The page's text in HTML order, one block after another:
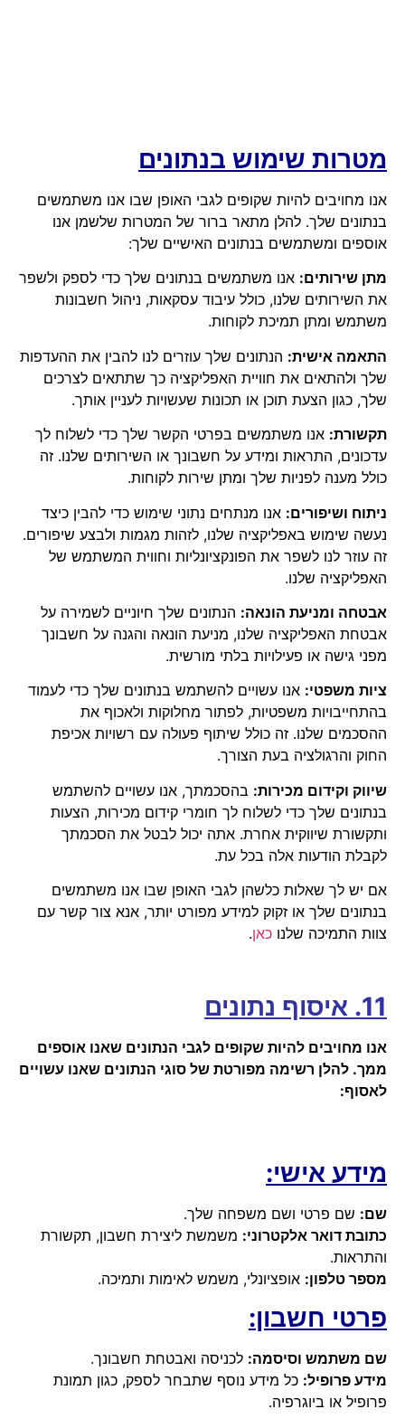
מטרות שימוש בנתונים
אנו מחויבים להיות שקופים לגבי האופן שבו אנו משתמשים
בנתונים שלך. להלן מתאר ברור של המטרות שלשמן אנו
אוספים ומשתמשים בנתונים האישיים שלך:
מתן שירותים: אנו משתמשים בנתונים שלך כדי לספק ולשפר
את השירותים שלנו, כולל עיבוד עסקאות, ניהול חשבונות
משתמש ומתן תמיכת לקוחות.
התאמה אישית: הנתונים שלך עוזרים לנו להבין את ההעדפות
שלך ולהתאים את חוויית האפליקציה כך שתתאים לצרכים
שלך, כגון הצעת תוכן או תכונות שעשויות לעניין אותך.
תקשורת: אנו משתמשים בפרטי הקשר שלך כדי לשלוח לך
עדכונים, התראות ומידע על חשבונך או השירותים שלנו. זה
כולל מענה לפניות שלך ומתן שירות לקוחות.
ניתוח ושיפורים: אנו מנתחים נתוני שימוש כדי להבין כיצד
נעשה שימוש באפליקציה שלנו, לזהות מגמות ולבצע שיפורים.
זה עוזר לנו לשפר את הפונקציונליות וחווית המשתמש של
האפליקציה שלנו.
אבטחה ומניעת הונאה: הנתונים שלך חיוניים לשמירה על
אבטחת האפליקציה שלנו, מניעת הונאה והגנה על חשבונך
מפני גישה או פעילויות בלתי מורשית.
ציות משפטי: אנו עשויים להשתמש בנתונים שלך כדי לעמוד
בהתחייבויות משפטיות, לפתור מחלוקות ולאכוף את
ההסכמים שלנו. זה כולל שיתוף פעולה עם רשויות אכיפת
החוק והרגולציה בעת הצורך.
שיווק וקידום מכירות: בהסכמתך, אנו עשויים להשתמש
בנתונים שלך כדי לשלוח לך חומרי קידום מכירות, הצעות
ותקשורת שיווקית אחרת. אתה יכול לבטל את הסכמתך
לקבלת הודעות אלה בכל עת.
אם יש לך שאלות כלשהן לגבי האופן שבו אנו משתמשים
בנתונים שלך או זקוק למידע מפורט יותר, אנא צור קשר עם
צוות התמיכה שלנו כאן.
11. איסוף נתונים
אנו מחויבים להיות שקופים לגבי הנתונים שאנו אוספים
ממך. להלן רשימה מפורטת של סוגי הנתונים שאנו עשויים
לאסוף:
מידע אישי:
שם: שם פרטי ושם משפחה שלך.
כתובת דואר אלקטרוני: משמשת ליצירת חשבון, תקשורת
והתראות.
מספר טלפון: אופציונלי, משמש לאימות ותמיכה.
פרטי חשבון:
שם משתמש וסיסמה: לכניסה ואבטחת חשבונך.
מידע פרופיל: כל מידע נוסף שתבחר לספק, כגון תמונת
פרופיל או ביוגרפיה.